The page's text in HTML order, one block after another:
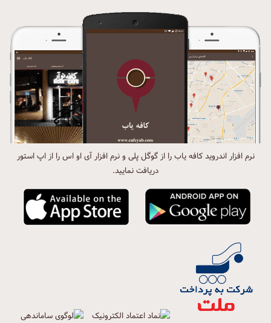
نرم افزار اندروید کافه یاب را از گوگل پلی و نرم افزار آی او اس را از اپ استور
دریافت نمایید.